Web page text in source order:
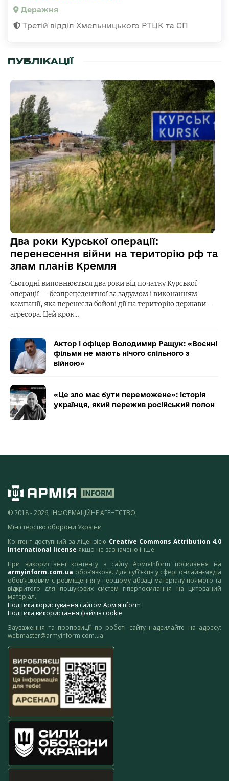
Деражня
Третій відділ Хмельницького РТЦК та СП
ПУБЛІКАЦІЇ
Два роки Курської операції:
перенесення війни на територію рф та
злам планів Кремля
Сьогодні виповнюється два роки від початку Курської
операції — безпрецедентної за задумом і виконанням
кампанії, яка перенесла бойові дії на територію держави-
агресора. Цей крок…
Актор і офіцер Володимир Ращук: «Воєнні
фільми не мають нічого спільного з
війною»
«Це зло має бути переможене»: історія
українця, який пережив російський полон
© 2018 - 2026, ІНФОРМАЦІЙНЕ АГЕНТСТВО,
Міністерство оборони України
Контент доступний за ліцензією Creative Commons Attribution 4.0
International license якщо не зазначено інше.
При використанні контенту з сайту АрміяInform посилання на
armyinform.com.ua обов’язкове. Для суб’єктів у сфері онлайн-медіа
обов’язковим є розміщення у першому абзаці матеріалу прямого та
відкритого для пошукових систем гіперпосилання на цитований
матеріал.
Політика користування сайтом АрміяInform
Політика використання файлів cookie
Зауваження та пропозиції по роботі сайту надсилайте на адресу:
webmaster@armyinform.com.ua